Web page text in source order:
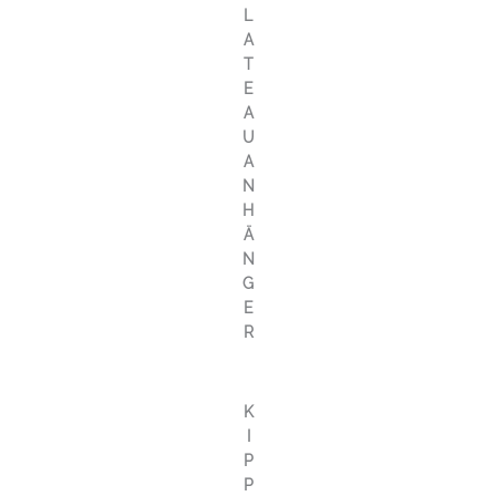
L
A
T
E
A
U
A
N
H
Ä
N
G
E
R
K
P
P